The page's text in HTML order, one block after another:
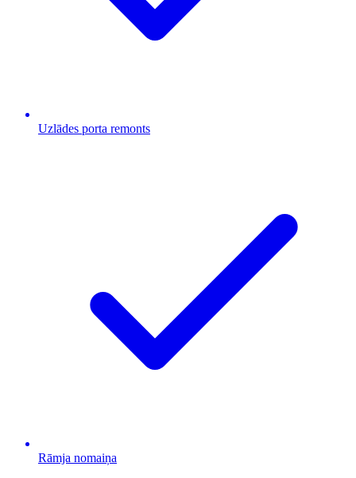
Uzlādes porta remonts
Rāmja nomaiņa